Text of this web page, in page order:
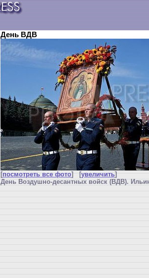
День ВДВ
[посмотреть все фото] [увеличить]
День Воздушно-десантных войск (ВДВ).